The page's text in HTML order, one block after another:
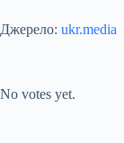
Джерело: ukr.media
No votes yet.